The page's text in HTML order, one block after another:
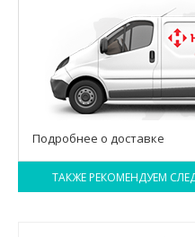
Подробнее о доставке
ТАКЖЕ РЕКОМЕНДУЕМ